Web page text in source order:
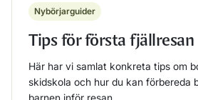
Nybörjarguider
Tips för första fjällresan
Här har vi samlat konkreta tips om
skidskola och hur du kan förbereda
barnen inför resan.